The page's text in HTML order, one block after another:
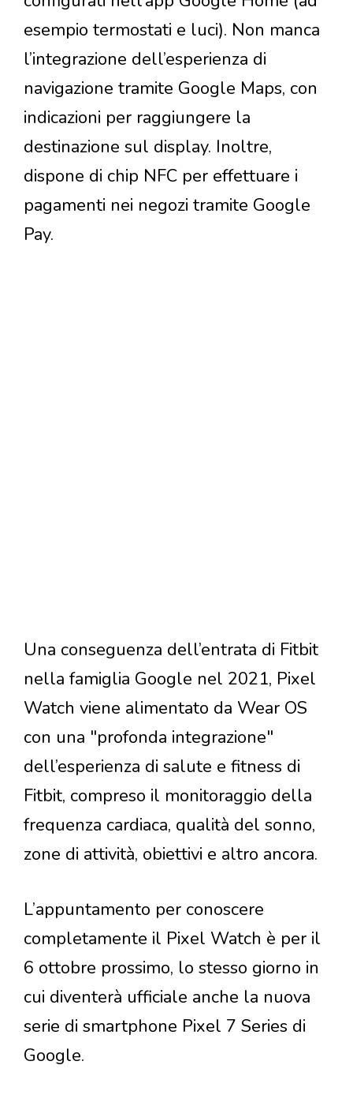
esempio termostati e luci). Non manca
l’integrazione dell’esperienza di
navigazione tramite Google Maps, con
indicazioni per raggiungere la
destinazione sul display. Inoltre,
dispone di chip NFC per effettuare i
pagamenti nei negozi tramite Google
Pay.
Una conseguenza dell’entrata di Fitbit
nella famiglia Google nel 2021, Pixel
Watch viene alimentato da Wear OS
con una "profonda integrazione"
dell’esperienza di salute e fitness di
Fitbit, compreso il monitoraggio della
frequenza cardiaca, qualità del sonno,
zone di attività, obiettivi e altro ancora.
L’appuntamento per conoscere
completamente il Pixel Watch è per il
6 ottobre prossimo, lo stesso giorno in
cui diventerà ufficiale anche la nuova
serie di smartphone Pixel 7 Series di
Google.